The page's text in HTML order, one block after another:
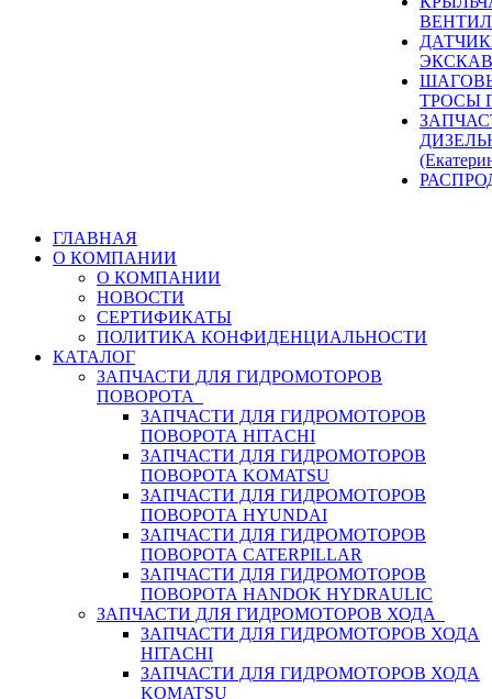
ТРОСЫ
ГЛАВНАЯ
О КОМПАНИИ
О КОМПАНИИ
НОВОСТИ
СЕРТИФИКАТЫ
ПОЛИТИКА КОНФИДЕНЦИАЛЬНОСТИ
КАТАЛОГ
ЗАПЧАСТИ ДЛЯ ГИДРОМОТОРОВ
ПОВОРОТА
ЗАПЧАСТИ ДЛЯ ГИДРОМОТОРОВ
ПОВОРОТА HITACHI
ЗАПЧАСТИ ДЛЯ ГИДРОМОТОРОВ
ПОВОРОТА KOMATSU
ЗАПЧАСТИ ДЛЯ ГИДРОМОТОРОВ
ПОВОРОТА HYUNDAI
ЗАПЧАСТИ ДЛЯ ГИДРОМОТОРОВ
ПОВОРОТА CATERPILLAR
ЗАПЧАСТИ ДЛЯ ГИДРОМОТОРОВ
ПОВОРОТА HANDOK HYDRAULIC
ЗАПЧАСТИ ДЛЯ ГИДРОМОТОРОВ ХОДА
ЗАПЧАСТИ ДЛЯ ГИДРОМОТОРОВ ХОДА
HITACHI
ЗАПЧАСТИ ДЛЯ ГИДРОМОТОРОВ ХОДА
KOMATSU